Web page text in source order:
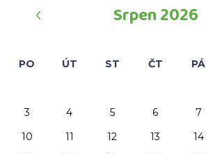
Srpen 2026
PO ÚT ST ČT PÁ
3
4 5 6 7
10
11 12 13 14